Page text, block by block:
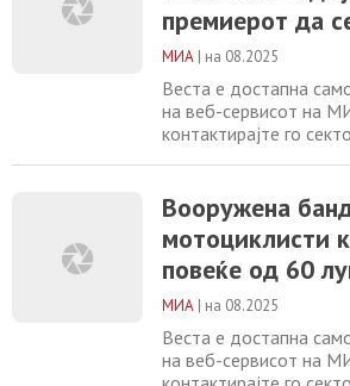
банда мотоциклисти
од 60 луѓе во
Дубаи пречека 9,88
премиерот да
МИА | на 08.2025
Веста е достапна
на веб-сервисот на
контактирајте го
мотоциклисти
луѓе во
пречека 9,88 милиони
во првата половина
Вооружена
мотоциклисти
повеќе од 60
северозападна
МИА | на 08.2025
Веста е достапна
на веб-сервисот на